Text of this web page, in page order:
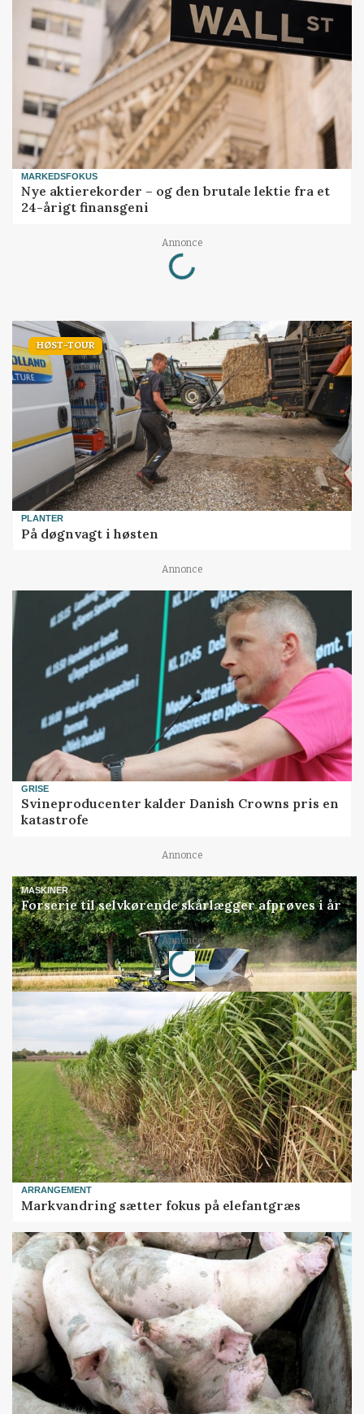
MARKEDSFOKUS
Nye aktierekorder – og den brutale lektie fra et
24-årigt finansgeni
Annonce
Loading...
HØST-TOUR
PLANTER
På døgnvagt i høsten
Annonce
GRISE
Svineproducenter kalder Danish Crowns pris en
katastrofe
Annonce
MASKINER
Forserie til selvkørende skårlægger afprøves i år
Annonce
Loading...
ARRANGEMENT
Markvandring sætter fokus på elefantgræs